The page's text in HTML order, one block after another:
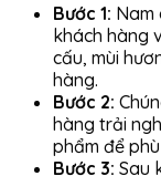
Bước 1: Nam
khách hàng
cấu, mùi
hàng.
Bước 2:
hàng trải
phẩm để
Bước 3: Sau